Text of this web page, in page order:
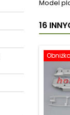
Model
16